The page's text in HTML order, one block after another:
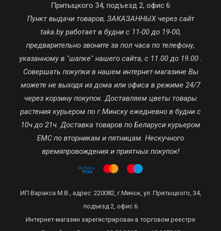
Притыцкого 34, подъезд 2, офис 6
Пункт выдачи товаров, ЗАКАЗАННЫХ через сайт
taka.by работает в будни с 11-00 до 19-00,
предварительно звоните за пол часа по телефону,
указанному в "шапке" нашего сайта, с 11.00 до 19.00 .
Совершать покупки в нашем интернет-магазине Вы
можете не выходя из дома или офиса в режиме 24/7
через корзину покупок. Доставляем цветы товары
растения курьером по г.Минску ежедневно в будни с
10ч до 21ч. Доставка товаров по Беларуси курьером
ЕМС по вторникам и пятницам. Нескучного
времяпровождения и приятных покупок!
ИП Варакса М.В., адрес: 220082, г.Минск, ул. Притыцкого, 34,
подъезд 2, офис 6
Интернет-магазин зарегистрирован в торговом реестре